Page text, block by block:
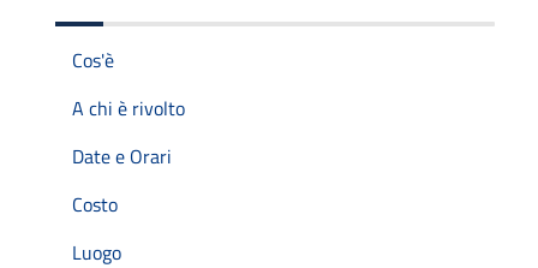
Cos'è
A chi è rivolto
Date e Orari
Costo
Luogo